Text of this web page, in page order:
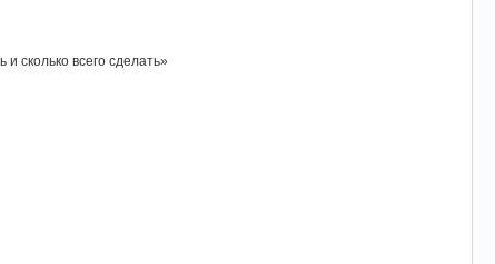
сколько всего сделать»